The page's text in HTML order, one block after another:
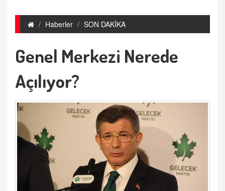
Haberler SON DAKİKA
Genel Merkezi Nerede
Açılıyor?